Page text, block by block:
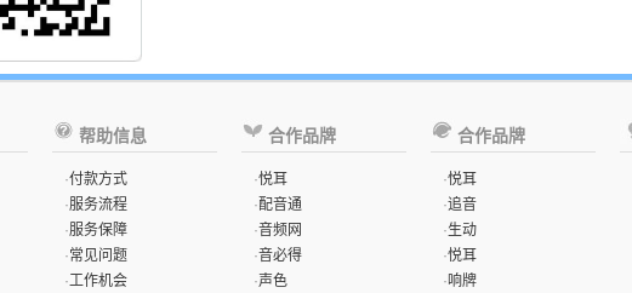
帮助信息
·付款方式
·服务流程
·服务保障
·常见问题
·工作机会
合作品牌
·悦耳
·配音通
·音频网
·音必得
·声色
合作品牌
·悦耳
·追音
·生动
·悦耳
·响牌